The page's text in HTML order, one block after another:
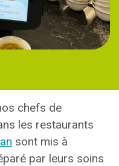
chefs de
les restaurants
sont mis à
par leurs soins